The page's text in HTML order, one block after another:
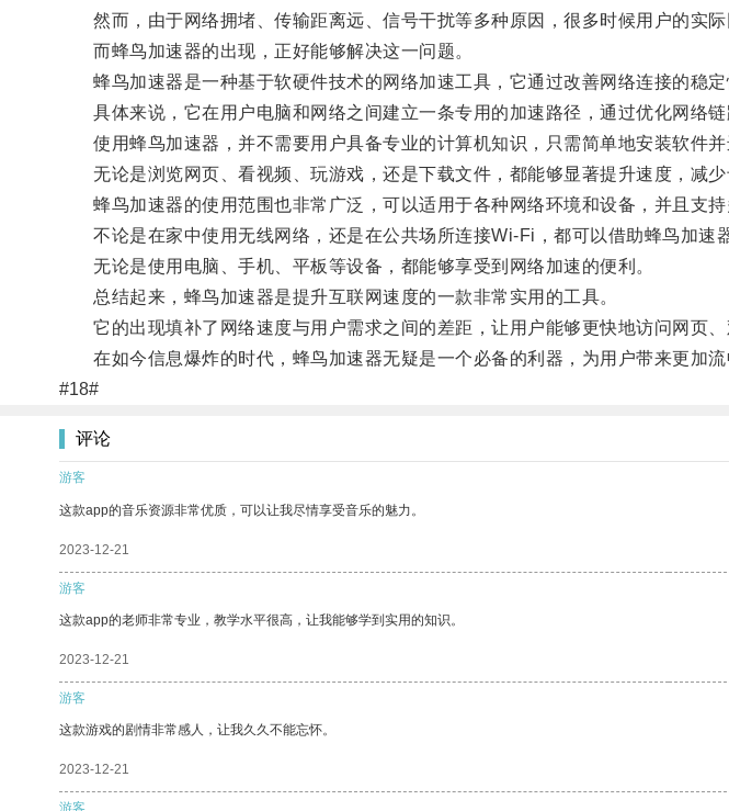
然而，由于网络拥堵、传输距离远、信号干扰等多种原因，很多时候用户的实际
而蜂鸟加速器的出现，正好能够解决这一问题。
蜂鸟加速器是一种基于软硬件技术的网络加速工具，它通过改善网络连接的稳定
具体来说，它在用户电脑和网络之间建立一条专用的加速路径，通过优化网络链
使用蜂鸟加速器，并不需要用户具备专业的计算机知识，只需简单地安装软件并
无论是浏览网页、看视频、玩游戏，还是下载文件，都能够显著提升速度，减少
蜂鸟加速器的使用范围也非常广泛，可以适用于各种网络环境和设备，并且支持
不论是在家中使用无线网络，还是在公共场所连接Wi-Fi，都可以借助蜂鸟加速器
无论是使用电脑、手机、平板等设备，都能够享受到网络加速的便利。
总结起来，蜂鸟加速器是提升互联网速度的一款非常实用的工具。
它的出现填补了网络速度与用户需求之间的差距，让用户能够更快地访问网页、
在如今信息爆炸的时代，蜂鸟加速器无疑是一个必备的利器，为用户带来更加流
#18#
评论
游客
这款app的音乐资源非常优质，可以让我尽情享受音乐的魅力。
2023-12-21
游客
这款app的老师非常专业，教学水平很高，让我能够学到实用的知识。
2023-12-21
游客
这款游戏的剧情非常感人，让我久久不能忘怀。
2023-12-21
游客